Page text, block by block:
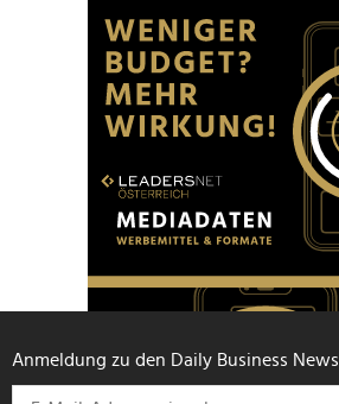
Anmeldung zu den Daily Business News